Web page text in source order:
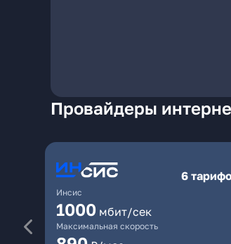
Провайдеры
Инсис
6
1000 мбит/сек
Максимальная скорость